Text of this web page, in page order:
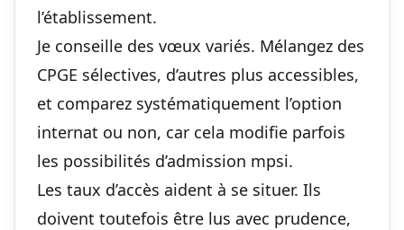
l’établissement.
Je conseille des vœux variés. Mélangez des
CPGE sélectives, d’autres plus accessibles,
et comparez systématiquement l’option
internat ou non, car cela modifie parfois
les possibilités d’admission mpsi.
Les taux d’accès aident à se situer. Ils
doivent toutefois être lus avec prudence,